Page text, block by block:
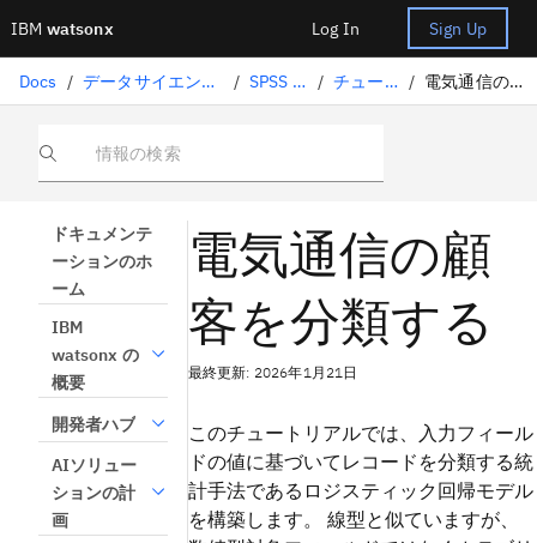
IBM watsonx Log In Sign Up
Docs / データサイエンスソリューション / SPSS Modeler / チュートリアル / 電気通信の顧客を分類する
情報の検索
ドキュメンテ
ーションのホ
ーム
IBM
watsonx の
概要
開発者ハブ
AIソリュー
ションの計
画
電気通信の顧
客を分類する
最終更新: 2026年1月21日
このチュートリアルでは、入力フィール
ドの値に基づいてレコードを分類する統
計手法であるロジスティック回帰モデル
を構築します。 線型と似ていますが、